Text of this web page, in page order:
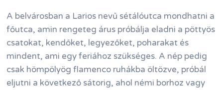
A belvárosban a Larios nevű sétálóutca mondhatni a
főutca, amin rengeteg árus próbálja eladni a pöttyös
csatokat, kendőket, legyezőket, poharakat és
mindent, ami egy feriához szükséges. A nép pedig
csak hömpölyög flamenco ruhákba öltözve, próbál
eljutni a következő sátorig, ahol némi borhoz vagy